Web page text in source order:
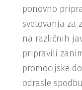
ponovno
svetovanja za
na različnih
pripravili
promocijske
odrasle